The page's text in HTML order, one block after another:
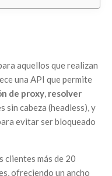
aquellos que realizan
una API que permite
de proxy, resolver
sin cabeza (headless), y
evitar ser bloqueado
clientes más de 20
ofreciendo un ancho